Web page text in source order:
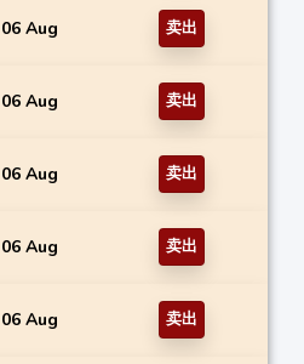
06 Aug 卖出
06 Aug 卖出
06 Aug 卖出
06 Aug 卖出
06 Aug 卖出